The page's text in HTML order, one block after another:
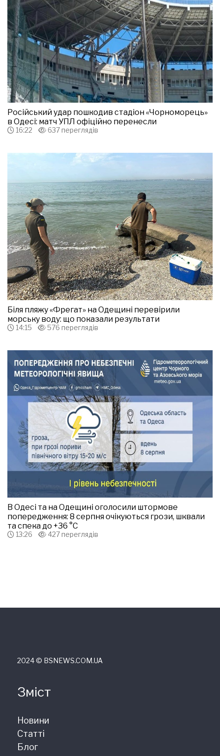
Російський удар пошкодив стадіон «Чорноморець»
в Одесі: матч УПЛ офіційно перенесли
16:22 637 переглядів
Біля пляжу «Фрегат» на Одещині перевірили
морську воду: що показали результати
14:15 576 переглядів
В Одесі та на Одещині оголосили штормове
попередження: 8 серпня очікуються грози, шквали
та спека до +36 °С
13:26 427 переглядів
2024 © ВSNEWS.COM.UA
Зміст
Новини
Статті
Блог